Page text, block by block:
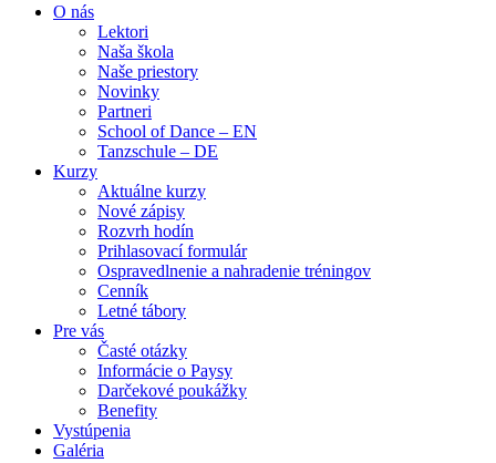
O nás
Lektori
Naša škola
Naše priestory
Novinky
Partneri
School of Dance – EN
Tanzschule – DE
Kurzy
Aktuálne kurzy
Nové zápisy
Rozvrh hodín
Prihlasovací formulár
Ospravedlnenie a nahradenie tréningov
Cenník
Letné tábory
Pre vás
Časté otázky
Informácie o Paysy
Darčekové poukážky
Benefity
Vystúpenia
Galéria